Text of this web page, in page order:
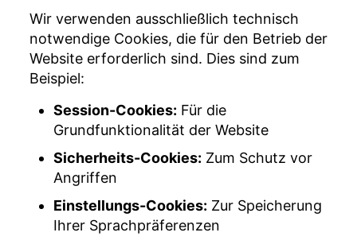
Wir verwenden ausschließlich technisch
notwendige Cookies, die für den Betrieb der
Website erforderlich sind. Dies sind zum
Beispiel:
Session-Cookies: Für die
Grundfunktionalität der Website
Sicherheits-Cookies: Zum Schutz vor
Angriffen
Einstellungs-Cookies: Zur Speicherung
Ihrer Sprachpräferenzen